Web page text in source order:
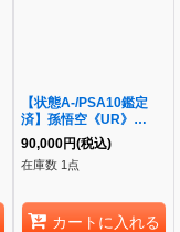
【状態A-/PSA10鑑定
済】孫悟空《UR》
{BM11-ASEC}
90,000円(税込)
在庫数 1点
カートに入れる